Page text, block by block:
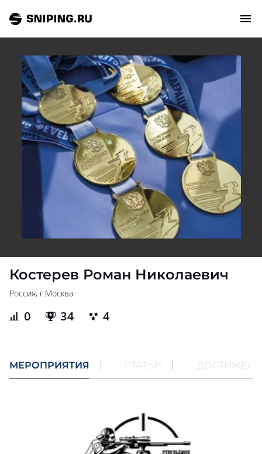
СОБЫТИЯ
РЕЙТИНГ
ТИРЫ И СТРЕЛЬБИЩА
СТАТЬИ
МАСТЕРСКАЯ
ЗАЛ СЛАВЫ
О НАС
Костерев Роман Николаевич
Россия, г.Москва
0 34 4
МЕРОПРИЯТИЯ СТАТЬИ